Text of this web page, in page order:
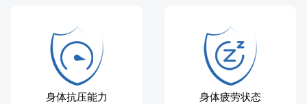
身体抗压能力 身体疲劳状态